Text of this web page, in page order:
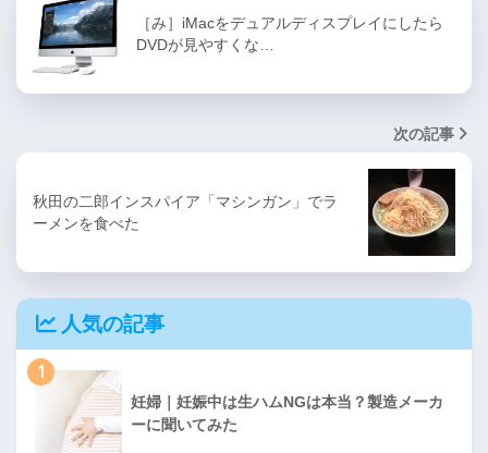
［み］iMacをデュアルディスプレイにしたら
DVDが見やすくな…
次の記事
秋田の二郎インスパイア「マシンガン」でラ
ーメンを食べた
人気の記事
1
妊婦｜妊娠中は生ハムNGは本当？製造メーカ
ーに聞いてみた